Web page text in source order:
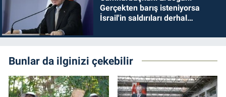
Gerçekten barış isteniyorsa
İsrail'in saldırıları derhal
Bunlar da ilginizi çekebilir